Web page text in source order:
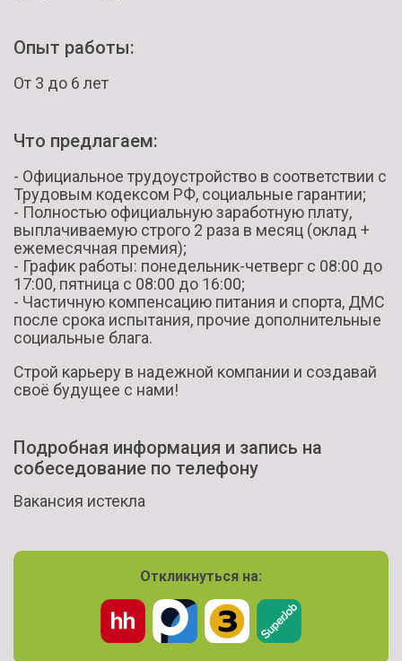
Опыт работы:
От 3 до 6 лет
Что предлагаем:
- Официальное трудоустройство в соответствии с
Трудовым кодексом РФ, социальные гарантии;
- Полностью официальную заработную плату,
выплачиваемую строго 2 раза в месяц (оклад +
ежемесячная премия);
- График работы: понедельник-четверг с 08:00 до
17:00, пятница с 08:00 до 16:00;
- Частичную компенсацию питания и спорта, ДМС
после срока испытания, прочие дополнительные
социальные блага.
Строй карьеру в надежной компании и создавай
своё будущее с нами!
Подробная информация и запись на
собеседование по телефону
Вакансия истекла
Откликнуться на: